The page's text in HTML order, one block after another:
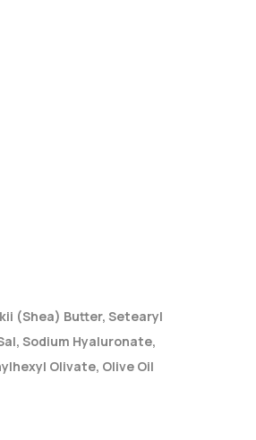
(Shea) Butter, Setearyl
Sodium Hyaluronate,
Olivate, Olive Oil